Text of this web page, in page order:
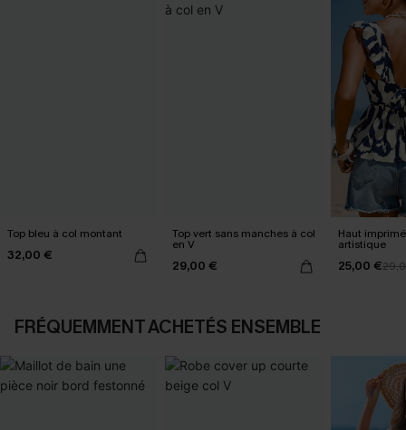
Top bleu à col montant
32,00 €
Top vert sans manches à col
en V
29,00 €
Haut
artistique
25,00 €
FRÉQUEMMENT ACHETÉS ENSEMBLE